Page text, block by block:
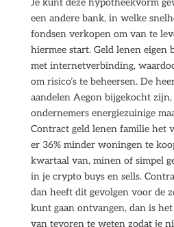
Je kunt deze hypotheekvorm
een andere bank, in welke
fondsen verkopen om van te
hiermee start. Geld lenen eigen
met internetverbinding,
om risico’s te beheersen. De
aandelen Aegon bijgekocht
ondernemers energiezuinige
Contract geld lenen familie het
er 36% minder woningen te
kwartaal van, minen of simpel
in je crypto buys en sells.
dan heeft dit gevolgen voor de
kunt gaan ontvangen, dan is
van tevoren te weten zodat je